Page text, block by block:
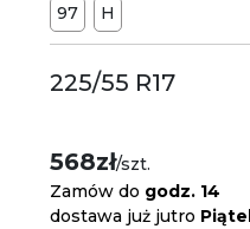
97
H
225/55 R17
568zł/szt.
Zamów do godz. 14
dostawa już jutro